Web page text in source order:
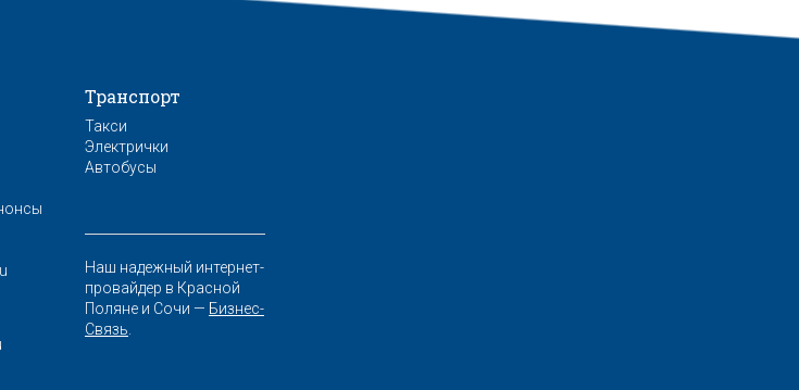
Транспорт
Такси
Электрички
Автобусы
Наш надежный интернет-
провайдер в Красной
Поляне и Сочи — Бизнес-
Связь